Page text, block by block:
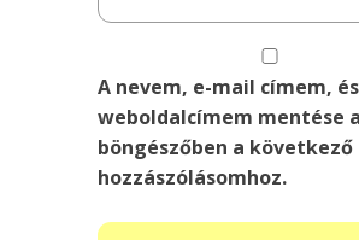
A nevem, e-mail címem, és
weboldalcímem mentése a
böngészőben a következő
hozzászólásomhoz.